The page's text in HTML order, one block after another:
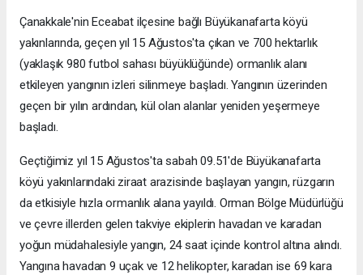
Çanakkale'nin Eceabat ilçesine bağlı Büyükanafarta köyü
yakınlarında, geçen yıl 15 Ağustos'ta çıkan ve 700 hektarlık
(yaklaşık 980 futbol sahası büyüklüğünde) ormanlık alanı
etkileyen yangının izleri silinmeye başladı. Yangının üzerinden
geçen bir yılın ardından, kül olan alanlar yeniden yeşermeye
başladı.
Geçtiğimiz yıl 15 Ağustos'ta sabah 09.51'de Büyükanafarta
köyü yakınlarındaki ziraat arazisinde başlayan yangın, rüzgarın
da etkisiyle hızla ormanlık alana yayıldı. Orman Bölge Müdürlüğü
ve çevre illerden gelen takviye ekiplerin havadan ve karadan
yoğun müdahalesiyle yangın, 24 saat içinde kontrol altına alındı.
Yangına havadan 9 uçak ve 12 helikopter, karadan ise 69 kara